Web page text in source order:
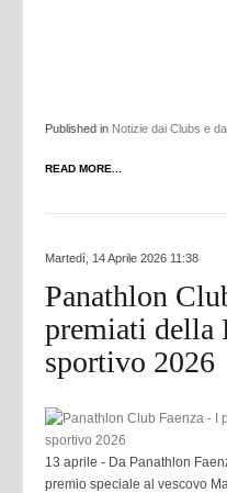
Published in Notizie dai Clubs e
READ MORE...
Martedì, 14 Aprile 2026 11:38
Panathlon
premiati della
sportivo 2026
13 aprile - Da Panathlon
premio speciale al vescovo